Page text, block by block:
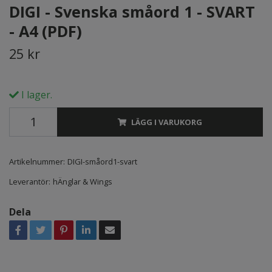
DIGI - Svenska småord 1 - SVART
- A4 (PDF)
25 kr
I lager.
LÄGG I VARUKORG
Artikelnummer: DIGI-småord1-svart
Leverantör: hÄnglar & Wings
Dela